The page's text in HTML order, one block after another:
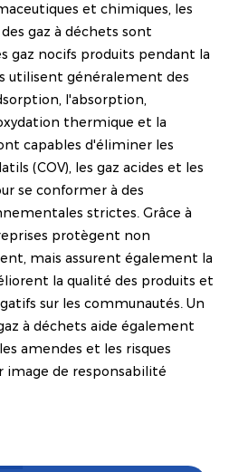
et chimiques, les
gaz à déchets sont
gaz nocifs produits pendant la
utilisent généralement des
l'absorption,
thermique et la
capables d'éliminer les
(COV), les gaz acides et les
se conformer à des
strictes. Grâce à
protègent non
mais assurent également la
la qualité des produits et
sur les communautés. Un
à déchets aide également
amendes et les risques
image de responsabilité